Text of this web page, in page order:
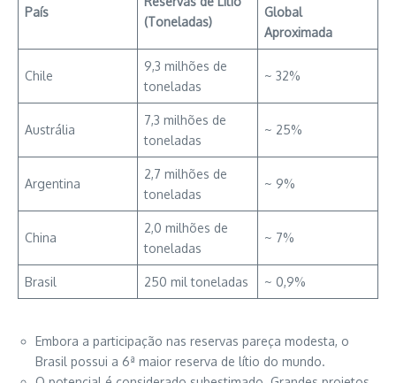
País
(Toneladas)
Global
Aproximada
Chile
9,3 milhões de
toneladas
~ 32%
Austrália
7,3 milhões de
toneladas
~ 25%
Argentina
2,7 milhões de
toneladas
~ 9%
China
2,0 milhões de
toneladas
~ 7%
Brasil 250 mil toneladas ~ 0,9%
Embora a participação nas reservas pareça modesta, o
Brasil possui a 6ª maior reserva de lítio do mundo.